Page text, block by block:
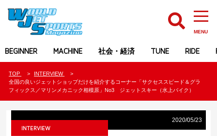
MENU
BEGINNER MACHINE 社会・経済 TUNE RIDE
TOP
INTERVIEW
全国の良いジェットショップだけを紹介するコーナー「サクセススピード＆グラ
フィックス／マリンメカニック相模原」No3 ジェットスキー（水上バイク）
2020/05/23
INTERVIEW